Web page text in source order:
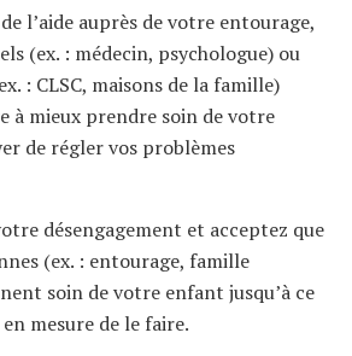
l’aide auprès de votre entourage,
(ex. : médecin, psychologue) ou
: CLSC, maisons de la famille)
à mieux prendre soin de votre
de régler vos problèmes
désengagement et acceptez que
(ex. : entourage, famille
soin de votre enfant jusqu’à ce
mesure de le faire.